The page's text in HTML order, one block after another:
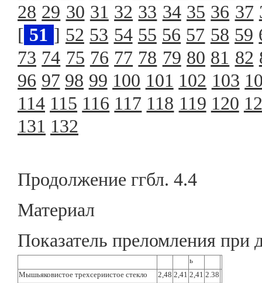
28 29 30 31 32 33 34 35 36 37
[ 51 ] 52 53 54 55 56 57 58 59
73 74 75 76 77 78 79 80 81 82
96 97 98 99 100 101 102 103
114 115 116 117 118 119 120
131 132
Продолжение ггбл. 4.4
Материал
Показатель преломления
ь
Мышьяковистое трехсериистое стекло
2,48 2,41 2,41 2.38